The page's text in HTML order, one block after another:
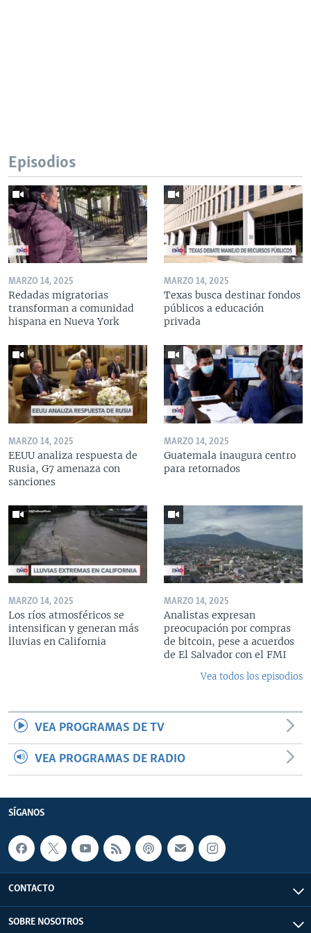
Episodios
MARZO 14, 2025
Redadas migratorias
transforman a comunidad
hispana en Nueva York
MARZO 14, 2025
Texas busca destinar fondos
públicos a educación
privada
MARZO 14, 2025
EEUU analiza respuesta de
Rusia, G7 amenaza con
sanciones
MARZO 14, 2025
Guatemala inaugura centro
para retornados
MARZO 14, 2025
Los ríos atmosféricos se
intensifican y generan más
lluvias en California
MARZO 14, 2025
Analistas expresan
preocupación por compras
de bitcoin, pese a acuerdos
de El Salvador con el FMI
Vea todos los episodios
VEA PROGRAMAS DE TV
VEA PROGRAMAS DE RADIO
SÍGANOS
CONTACTO
SOBRE NOSOTROS